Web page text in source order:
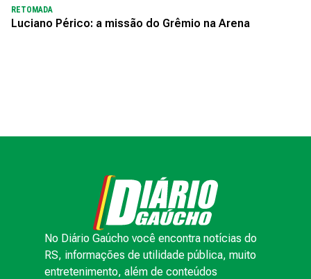
RETOMADA
Luciano Périco: a missão do Grêmio na Arena
No Diário Gaúcho você encontra notícias do
RS, informações de utilidade pública, muito
entretenimento, além de conteúdos